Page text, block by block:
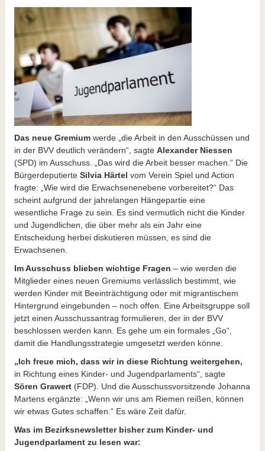
Das neue Gremiumwerde „die Arbeit in den Ausschüssen und
in der BVV deutlich verändern“, sagte Alexander Niessen
(SPD) im Ausschuss. „Das wird die Arbeit besser machen.“ Die
Bürgerdeputierte Silvia Härtel vom Verein Spiel und Action
fragte: „Wie wird die Erwachsenenebene vorbereitet?“ Das
scheint aufgrund der jahrelangen Hängepartie eine
wesentliche Frage zu sein. Es sind vermutlich nicht die Kinder
und Jugendlichen, die über mehr als ein Jahr eine
Entscheidung herbei diskutieren müssen, es sind die
Erwachsenen.
Im Ausschuss blieben wichtige Fragen – wie werden die
Mitglieder eines neuen Gremiums verlässlich bestimmt, wie
werden Kinder mit Beeinträchtigung oder mit migrantischem
Hintergrund eingebunden – noch offen. Eine Arbeitsgruppe soll
jetzt einen Ausschussantrag formulieren, der in der BVV
beschlossen werden kann. Es gehe um ein formales „Go“,
damit die Handlungsstrategie umgesetzt werden könne.
„Ich freue mich, dass wir in diese Richtung weitergehen,
in Richtung eines Kinder- und Jugendparlaments“, sagte
Sören Grawert(FDP). Und die Ausschussvorsitzende Johanna
Martens ergänzte: „Wenn wir uns am Riemen reißen, können
wir etwas Gutes schaffen.“ Es wäre Zeit dafür.
Was im Bezirksnewsletter bisher zum Kinder- und
Jugendparlament zu lesen war: